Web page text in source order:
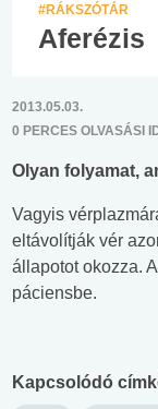
#RÁKSZÓTÁR
Aferézis
2013.05.03.
0 PERCES OLVASÁSI
Olyan folyamat,
Vagyis
eltávolítják vér
állapotot okozza.
páciensbe.
Kapcsolódó